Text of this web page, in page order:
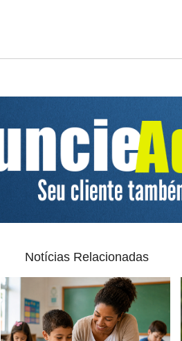
Notícias Relacionadas